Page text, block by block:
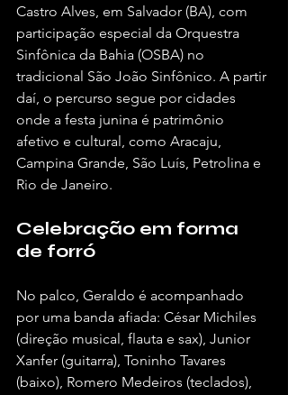
Castro Alves, em Salvador (BA), com
participação especial da Orquestra
Sinfônica da Bahia (OSBA) no
tradicional São João Sinfônico. A partir
daí, o percurso segue por cidades
onde a festa junina é patrimônio
afetivo e cultural, como Aracaju,
Campina Grande, São Luís, Petrolina e
Rio de Janeiro.
Celebração em forma
de forró
No palco, Geraldo é acompanhado
por uma banda afiada: César Michiles
(direção musical, flauta e sax), Junior
Xanfer (guitarra), Toninho Tavares
(baixo), Romero Medeiros (teclados),